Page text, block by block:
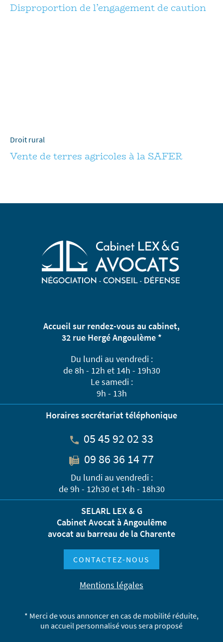
Disproportion de l’engagement de caution
Droit rural
Vente de terres agricoles à la SAFER
Accueil sur rendez-vous au cabinet,
32 rue Hergé Angoulème *
Du lundi au vendredi :
de 8h - 12h et 14h - 19h30
Le samedi :
9h - 13h
Horaires secrétariat téléphonique
05 45 92 02 33
09 86 36 14 77
Du lundi au vendredi :
de 9h - 12h30 et 14h - 18h30
SELARL LEX & G
Cabinet Avocat à Angoulême
avocat au barreau de la Charente
CONTACTEZ-NOUS
Mentions légales
* Merci de vous annoncer en cas de mobilité réduite,
un accueil personnalisé vous sera proposé